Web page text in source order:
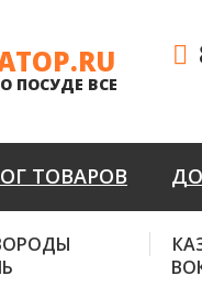
ПОСУДЕ ВСЕ
ТОВАРОВ